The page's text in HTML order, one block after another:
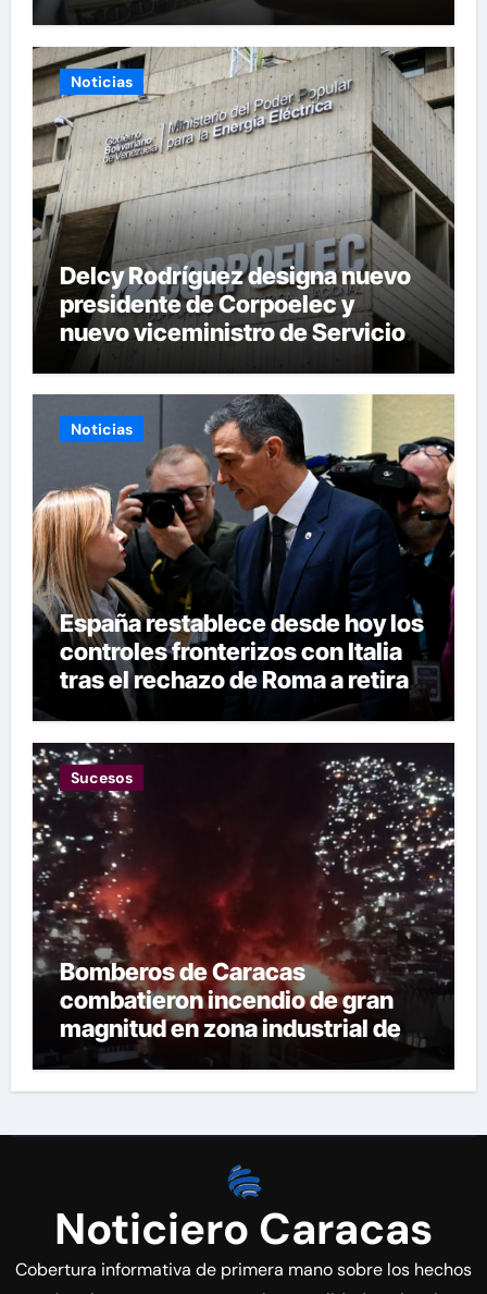
Noticias
Delcy Rodríguez designa nuevo
presidente de Corpoelec y
nuevo viceministro de Servicios
Eléctricos
Noticias
España restablece desde hoy los
controles fronterizos con Italia
tras el rechazo de Roma a retirar
las restricciones
Sucesos
Bomberos de Caracas
combatieron incendio de gran
magnitud en zona industrial de El
Llanito
Noticiero Caracas
Cobertura informativa de primera mano sobre los hechos